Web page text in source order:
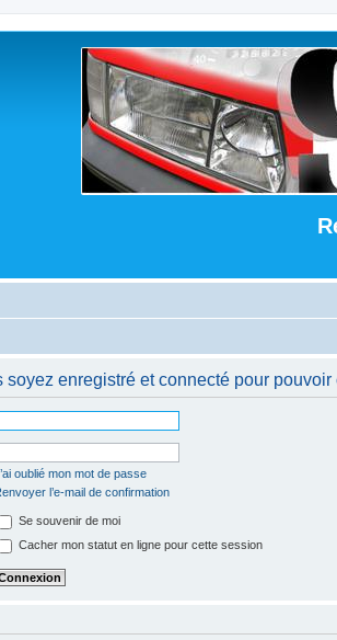
soyez enregistré et connecté pour
oublié mon mot de passe
l’e-mail de confirmation
Se souvenir de moi
Cacher mon statut en ligne pour cette session